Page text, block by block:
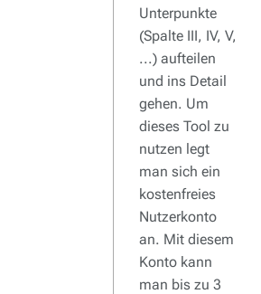
Unterpunkte
(Spalte III, IV, V,
...) aufteilen
und ins Detail
gehen. Um
dieses Tool zu
nutzen legt
man sich ein
kostenfreies
Nutzerkonto
an. Mit diesem
Konto kann
man bis zu 3